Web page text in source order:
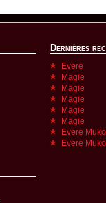
Dernières
Evere
Magie
Magie
Magie
Magie
Magie
Evere
Evere